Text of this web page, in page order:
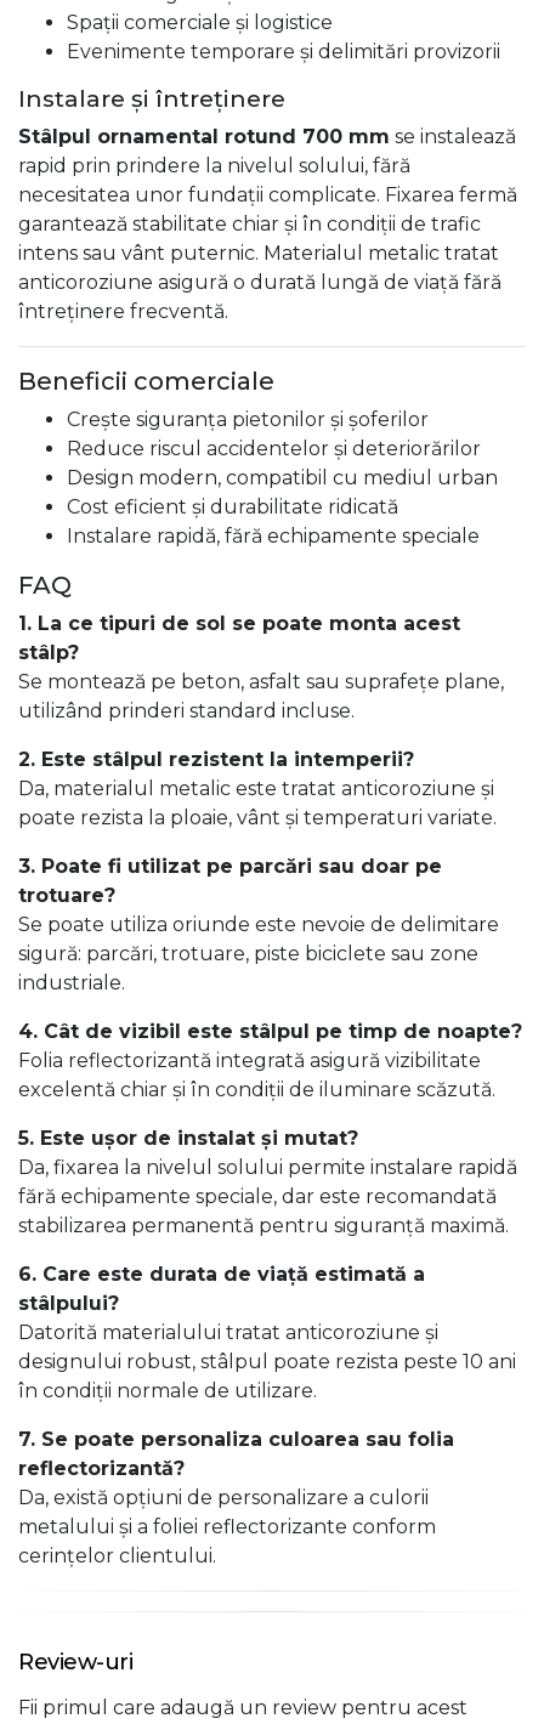
Spații comerciale și logistice
Evenimente temporare și delimitări provizorii
Instalare și întreținere
Stâlpul ornamental rotund 700 mm se instalează
rapid prin prindere la nivelul solului, fără
necesitatea unor fundații complicate. Fixarea fermă
garantează stabilitate chiar și în condiții de trafic
intens sau vânt puternic. Materialul metalic tratat
anticoroziune asigură o durată lungă de viață fără
întreținere frecventă.
Beneficii comerciale
Crește siguranța pietonilor și șoferilor
Reduce riscul accidentelor și deteriorărilor
Design modern, compatibil cu mediul urban
Cost eficient și durabilitate ridicată
Instalare rapidă, fără echipamente speciale
FAQ
1. La ce tipuri de sol se poate monta acest
stâlp?
Se montează pe beton, asfalt sau suprafețe plane,
utilizând prinderi standard incluse.
2. Este stâlpul rezistent la intemperii?
Da, materialul metalic este tratat anticoroziune și
poate rezista la ploaie, vânt și temperaturi variate.
3. Poate fi utilizat pe parcări sau doar pe
trotuare?
Se poate utiliza oriunde este nevoie de delimitare
sigură: parcări, trotuare, piste biciclete sau zone
industriale.
4. Cât de vizibil este stâlpul pe timp de noapte?
Folia reflectorizantă integrată asigură vizibilitate
excelentă chiar și în condiții de iluminare scăzută.
5. Este ușor de instalat și mutat?
Da, fixarea la nivelul solului permite instalare rapidă
fără echipamente speciale, dar este recomandată
stabilizarea permanentă pentru siguranță maximă.
6. Care este durata de viață estimată a
stâlpului?
Datorită materialului tratat anticoroziune și
designului robust, stâlpul poate rezista peste 10 ani
în condiții normale de utilizare.
7. Se poate personaliza culoarea sau folia
reflectorizantă?
Da, există opțiuni de personalizare a culorii
metalului și a foliei reflectorizante conform
cerințelor clientului.
Review-uri
Fii primul care adaugă un review pentru acest